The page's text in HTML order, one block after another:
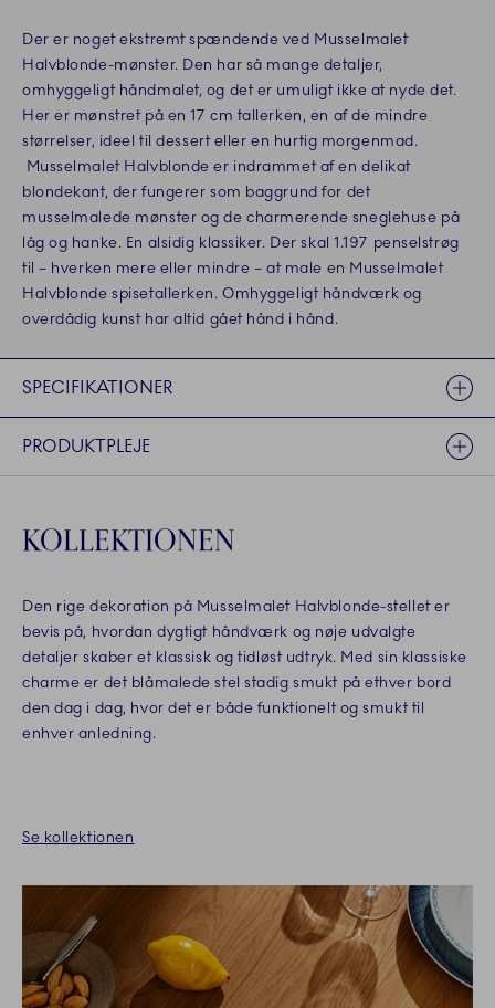
Der er noget ekstremt spændende ved Musselmalet
Halvblonde-mønster. Den har så mange detaljer,
omhyggeligt håndmalet, og det er umuligt ikke at nyde det.
Her er mønstret på en 17 cm tallerken, en af de mindre
størrelser, ideel til dessert eller en hurtig morgenmad.
Musselmalet Halvblonde er indrammet af en delikat
blondekant, der fungerer som baggrund for det
musselmalede mønster og de charmerende sneglehuse på
låg og hanke. En alsidig klassiker. Der skal 1.197 penselstrøg
til – hverken mere eller mindre – at male en Musselmalet
Halvblonde spisetallerken. Omhyggeligt håndværk og
overdådig kunst har altid gået hånd i hånd.
SPECIFIKATIONER
PRODUKTPLEJE
KOLLEKTIONEN
Den rige dekoration på Musselmalet Halvblonde-stellet er
bevis på, hvordan dygtigt håndværk og nøje udvalgte
detaljer skaber et klassisk og tidløst udtryk. Med sin klassiske
charme er det blåmalede stel stadig smukt på ethver bord
den dag i dag, hvor det er både funktionelt og smukt til
enhver anledning.
Se kollektionen